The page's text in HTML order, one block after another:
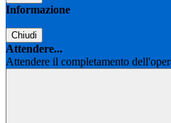
Informazione
Chiudi
Attendere...
Attendere il completamento